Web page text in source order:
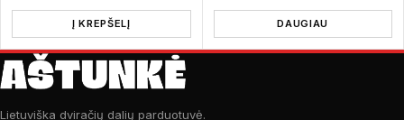
Į KREPŠELĮ DAUGIAU
Lietuviška dviračių dalių parduotuvė.